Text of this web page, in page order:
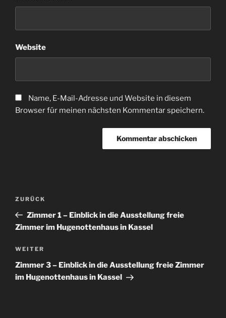
Website
Name, E-Mail-Adresse und Website in diesem
Browser für meinen nächsten Kommentar speichern.
Beitragsnavigation
Vorheriger
Beitrag
ZURÜCK
Zimmer 1 – Einblick in die Ausstellung freie
Zimmer im Hugenottenhaus in Kassel
Nächster
Beitrag
WEITER
Zimmer 3 – Einblick in die Ausstellung freie Zimmer
im Hugenottenhaus in Kassel